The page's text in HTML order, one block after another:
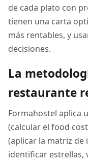
de cada plato con
tienen una carta
más rentables, y
decisiones.
La
restaurante
Formahostel aplica
(calcular el food
(aplicar la matriz de
identificar estrellas,